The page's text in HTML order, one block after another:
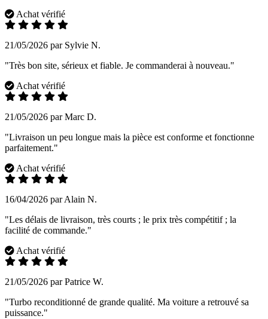
Achat vérifié
21/05/2026 par Sylvie N.
"Très bon site, sérieux et fiable. Je commanderai à nouveau."
Achat vérifié
21/05/2026 par Marc D.
"Livraison un peu longue mais la pièce est conforme et fonctionne
parfaitement."
Achat vérifié
16/04/2026 par Alain N.
"Les délais de livraison, très courts ; le prix très compétitif ; la
facilité de commande."
Achat vérifié
21/05/2026 par Patrice W.
"Turbo reconditionné de grande qualité. Ma voiture a retrouvé sa
puissance."